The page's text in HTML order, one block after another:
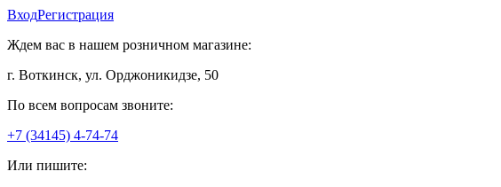
ВходРегистрация
Ждем вас в нашем розничном магазине:
г. Воткинск, ул. Орджоникидзе, 50
По всем вопросам звоните:
+7 (34145) 4-74-74
Или пишите: